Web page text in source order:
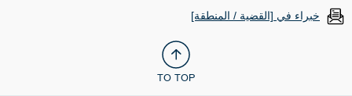
خبراء في [القضية / المنطقة]
TO TOP